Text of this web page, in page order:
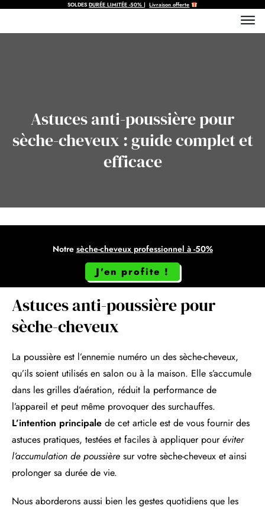
SOLDESDURÉE LIMITÉE -50% |Livraison offerte
Astuces anti-poussière pour
sèche-cheveux : guide complet et
efficace
Notre sèche-cheveux professionnel à -50%
J'en profite !
Astuces anti-poussière pour
sèche-cheveux
La poussière est l’ennemie numéro un des sèche-cheveux,
qu’ils soient utilisés en salon ou à la maison. Elle s’accumule
dans les grilles d’aération, réduit la performance de
l’appareil et peut même provoquer des surchauffes.
L’intention principale de cet article est de vous fournir des
astuces pratiques, testées et faciles à appliquer pouréviter
l’accumulation de poussière sur votre sèche-cheveux et ainsi
prolonger sa durée de vie.
Nous aborderons aussi bien les gestes quotidiens que les